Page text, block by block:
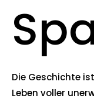
Die Geschichte
Leben voller